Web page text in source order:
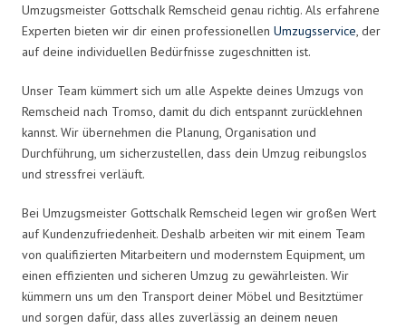
Umzugsmeister Gottschalk Remscheid genau richtig. Als erfahrene
Experten bieten wir dir einen professionellen Umzugsservice, der
auf deine individuellen Bedürfnisse zugeschnitten ist.
Unser Team kümmert sich um alle Aspekte deines Umzugs von
Remscheid nach Tromso, damit du dich entspannt zurücklehnen
kannst. Wir übernehmen die Planung, Organisation und
Durchführung, um sicherzustellen, dass dein Umzug reibungslos
und stressfrei verläuft.
Bei Umzugsmeister Gottschalk Remscheid legen wir großen Wert
auf Kundenzufriedenheit. Deshalb arbeiten wir mit einem Team
von qualifizierten Mitarbeitern und modernstem Equipment, um
einen effizienten und sicheren Umzug zu gewährleisten. Wir
kümmern uns um den Transport deiner Möbel und Besitztümer
und sorgen dafür, dass alles zuverlässig an deinem neuen